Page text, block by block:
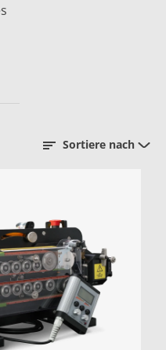
Sortiere nach